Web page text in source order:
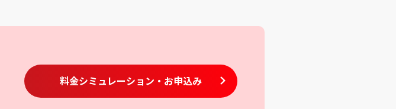
料金シミュレーション ・お申込み